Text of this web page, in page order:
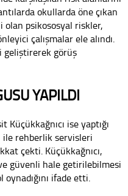
okullarda öne çıkan
psikososyal riskler,
çalışmalar ele alındı.
geliştirerek görüş
YAPILDI
ise yaptığı
rehberlik servisleri
çekti. Küçükkağnıcı,
güvenli hale getirilebilmesi
ifade etti.